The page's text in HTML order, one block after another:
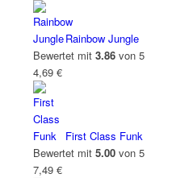
Rainbow Jungle
Bewertet mit 3.86von 5
4,69 €
First Class Funk
Bewertet mit 5.00von 5
7,49 €